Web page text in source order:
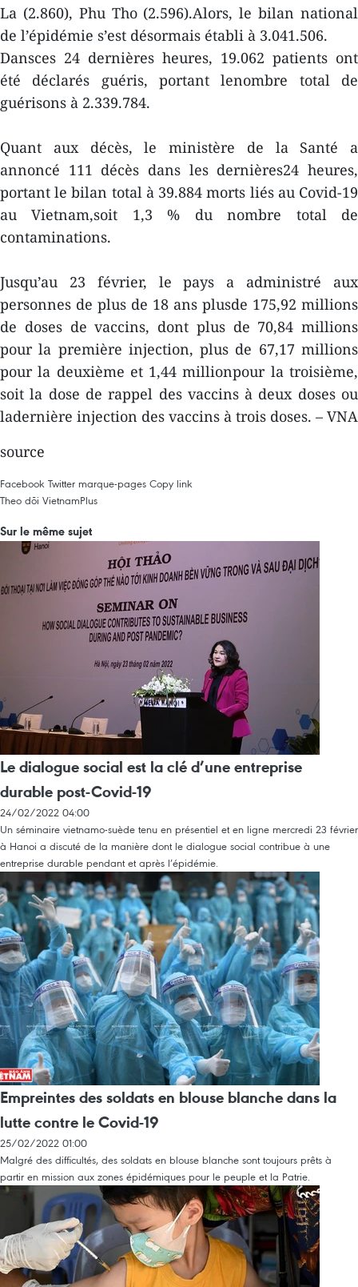
La (2.860), Phu Tho (2.596).Alors, le bilan national
de l’épidémie s’est désormais établi à 3.041.506.
Dansces 24 dernières heures, 19.062 patients ont
été déclarés guéris, portant lenombre total de
guérisons à 2.339.784.
Quant aux décès, le ministère de la Santé a
annoncé 111 décès dans les dernières24 heures,
portant le bilan total à 39.884 morts liés au Covid-19
au Vietnam,soit 1,3 % du nombre total de
contaminations.
Jusqu’au 23 février, le pays a administré aux
personnes de plus de 18 ans plusde 175,92 millions
de doses de vaccins, dont plus de 70,84 millions
pour la première injection, plus de 67,17 millions
pour la deuxième et 1,44 millionpour la troisième,
soit la dose de rappel des vaccins à deux doses ou
ladernière injection des vaccins à trois doses. – VNA
source
Facebook Twitter marque-pages Copy link
Theo dõi VietnamPlus
Sur le même sujet
Le dialogue social est la clé d’une entreprise
durable post-Covid-19
24/02/2022 04:00
Un séminaire vietnamo-suède tenu en présentiel et en ligne mercredi 23 février
à Hanoi a discuté de la manière dont le dialogue social contribue à une
entreprise durable pendant et après l’épidémie.
Empreintes des soldats en blouse blanche dans la
lutte contre le Covid-19
25/02/2022 01:00
Malgré des difficultés, des soldats en blouse blanche sont toujours prêts à
partir en mission aux zones épidémiques pour le peuple et la Patrie.